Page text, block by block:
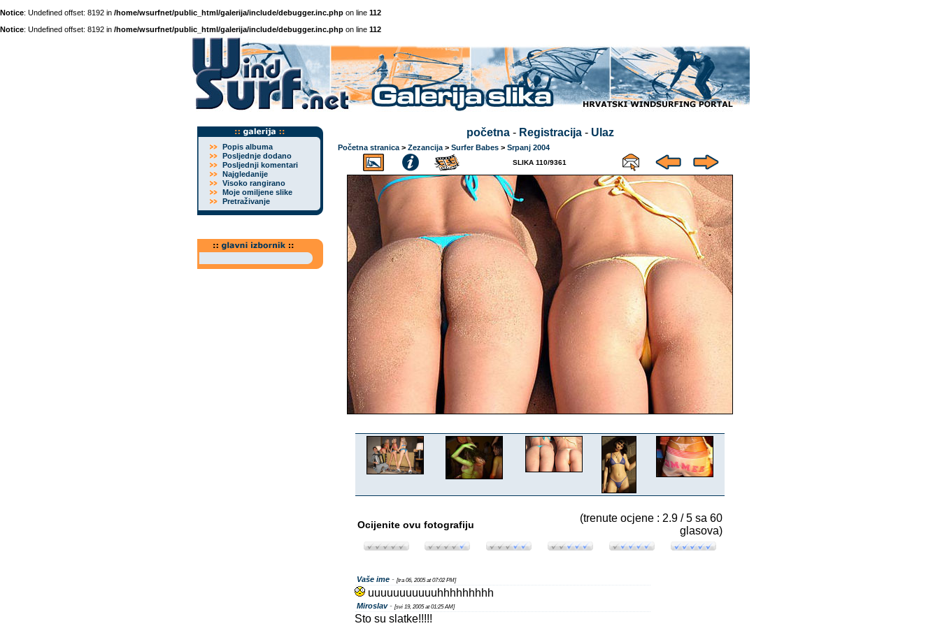
Notice: Undefined offset: 8192 in /home/wsurfnet/public_html/galerija/include/debugger.inc.php on line 112
Notice: Undefined offset: 8192 in /home/wsurfnet/public_html/galerija/include/debugger.inc.php on line 112
Popis albuma
Posljednje dodano
Posljednji komentari
Najgledanije
Visoko rangirano
Moje omiljene slike
Pretraživanje
početna- Registracija- Ulaz
Početna stranica > Zezancija > Surfer Babes > Srpanj 2004
SLIKA 110/9361
Ocijenite ovu fotografiju
(trenute ocjene : 2.9 / 5 sa 60
glasova)
Vaše ime - [tra 06, 2005 at 07:02 PM]
uuuuuuuuuuuhhhhhhhhh
Miroslav- [svi 19, 2005 at 01:25 AM]
Sto su slatke!!!!!